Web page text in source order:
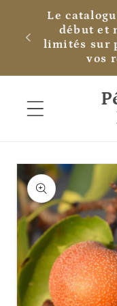
passer
au
contenu
Le
début
limités
Passer aux
informations
produits